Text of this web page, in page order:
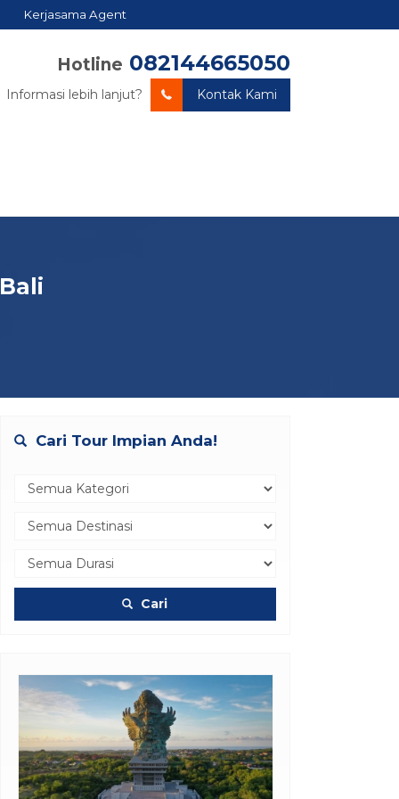
Kerjasama Agent
Hotline 082144665050
Informasi lebih lanjut? Kontak Kami
Cari Tour Impian Anda!
Cari